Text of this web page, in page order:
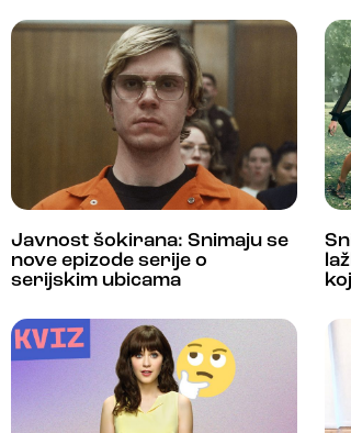
Javnost šokirana: Snimaju se
nove epizode serije o
serijskim ubicama